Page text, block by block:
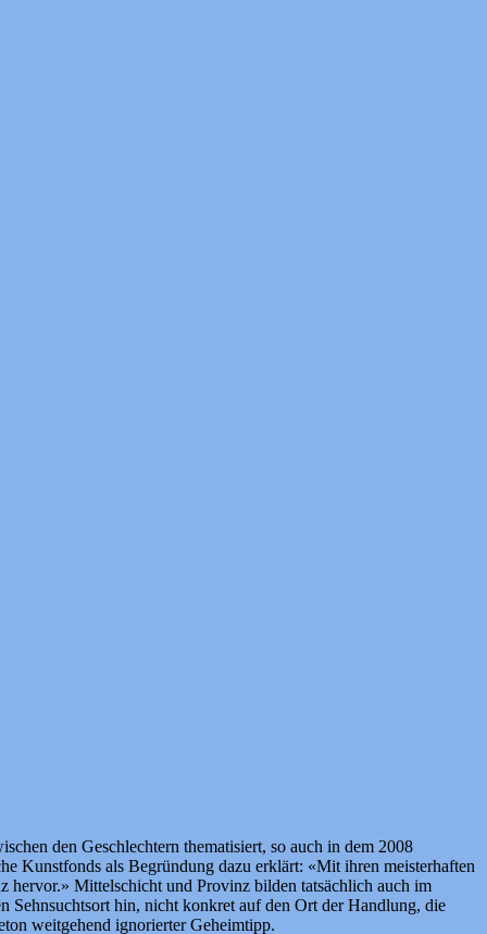
den Geschlechtern thematisiert, so auch in dem 2008
Kunstfonds als Begründung dazu erklärt: «Mit ihren meisterhaften
hervor.» Mittelschicht und Provinz bilden tatsächlich auch im
Sehnsuchtsort hin, nicht konkret auf den Ort der Handlung, die
weitgehend ignorierter Geheimtipp.